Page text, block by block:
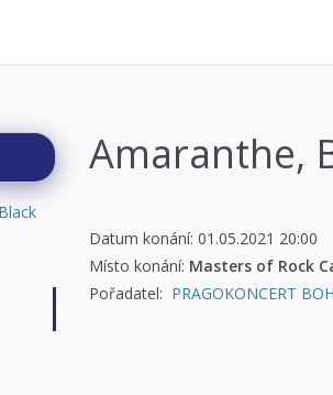
Amaranthe,
Datum konání: 01.05.2021 20:00
Místo konání: Masters of Rock
Pořadatel: PRAGOKONCERT